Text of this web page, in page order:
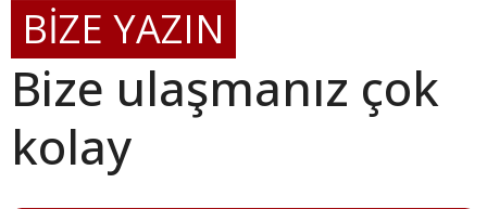
BİZE YAZIN
Bize ulaşmanız çok
kolay